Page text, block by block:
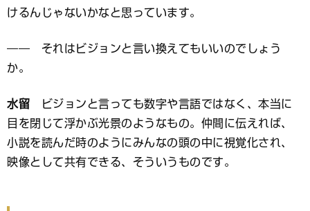
けるんじゃないかなと思っています。
―― それはビジョンと言い換えてもいいのでしょう
か。
水留 ビジョンと言っても数字や言語ではなく、本当に
目を閉じて浮かぶ光景のようなもの。仲間に伝えれば、
小説を読んだ時のようにみんなの頭の中に視覚化され、
映像として共有できる、そういうものです。